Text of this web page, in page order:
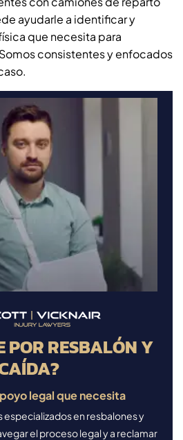
ayudarle a identificar y
que necesita para
consistentes y enfocados
POR RESBALÓN Y
legal que necesita
en resbalones y
el proceso legal y a reclamar